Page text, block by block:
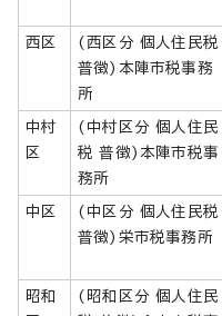
西区
(西区分 個人住民税
普徴)本陣市税事務
所
中村
区
(中村区分 個人住民
税 普徴)本陣市税事
務所
中区
(中区分 個人住民税
普徴)栄市税事務所
昭和
(昭和区分 個人住民